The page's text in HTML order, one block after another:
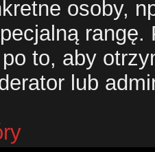
osoby,
to, aby
lub